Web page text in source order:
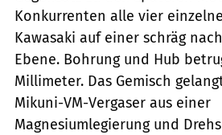
Konkurrenten alle vier
Kawasaki auf einer schräg
Ebene. Bohrung und Hub
Millimeter. Das Gemisch
Mikuni-VM-Vergaser aus einer
Magnesiumlegierung und